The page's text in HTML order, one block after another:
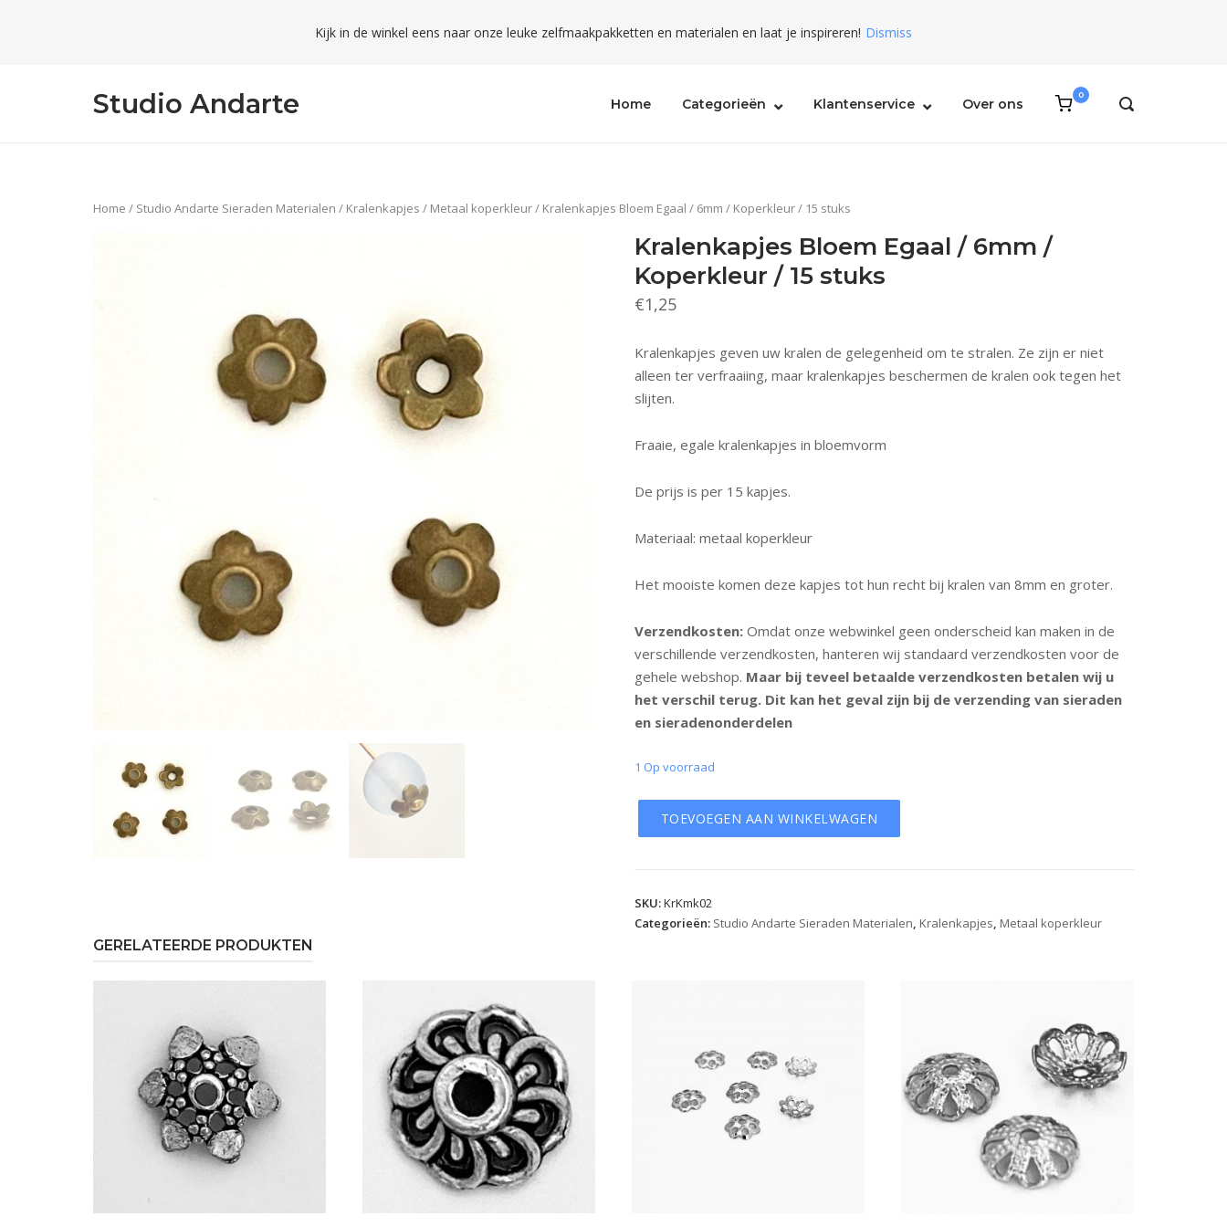
Kijk in de winkel eens naar onze leuke zelfmaakpakketten en materialen en laat je inspireren! Dismiss
Studio Andarte Home Categorieën Klantenservice Over ons
View
0
OPEN
Home / Studio Andarte Sieraden Materialen / Kralenkapjes / Metaal koperkleur/ Kralenkapjes Bloem Egaal / 6mm / Koperkleur / 15 stuks
Kralenkapjes Bloem Egaal / 6mm /
Koperkleur / 15 stuks
€1,25
Kralenkapjes geven uw kralen de gelegenheid om te stralen. Ze zijn er niet
alleen ter verfraaiing, maar kralenkapjes beschermen de kralen ook tegen het
slijten.
Fraaie, egale kralenkapjes in bloemvorm
De prijs is per 15 kapjes.
Materiaal: metaal koperkleur
Het mooiste komen deze kapjes tot hun recht bij kralen van 8mm en groter.
Verzendkosten: Omdat onze webwinkel geen onderscheid kan maken in de
verschillende verzendkosten, hanteren wij standaard verzendkosten voor de
gehele webshop. Maar bij teveel betaalde verzendkosten betalen wij u
het verschil terug. Dit kan het geval zijn bij de verzending van sieraden
en sieradenonderdelen
1 Op voorraad
TOEVOEGEN AAN WINKELWAGEN
SKU:KrKmk02
Categorieën: Studio Andarte Sieraden Materialen, Kralenkapjes, Metaal koperkleur
GERELATEERDE PRODUKTEN